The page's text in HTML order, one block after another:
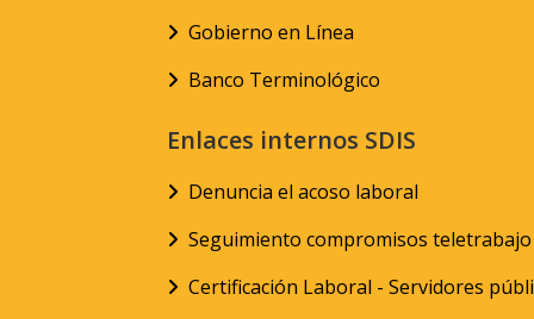
Gobierno en Línea
Banco Terminológico
Enlaces internos SDIS
Denuncia el acoso laboral
Seguimiento compromisos teletrabajo
Certificación Laboral - Servidores